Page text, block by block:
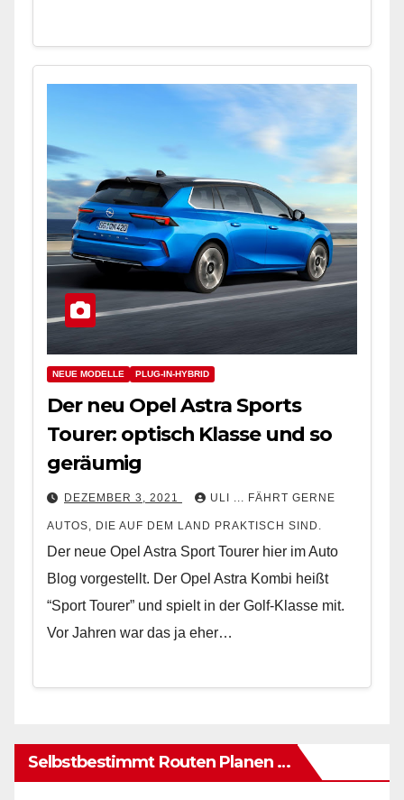
NEUE MODELLE PLUG-IN-HYBRID
Der neu Opel Astra Sports
Tourer: optisch Klasse und so
geräumig
DEZEMBER 3, 2021 ULI ... FÄHRT GERNE
AUTOS, DIE AUF DEM LAND PRAKTISCH SIND.
Der neue Opel Astra Sport Tourer hier im Auto
Blog vorgestellt. Der Opel Astra Kombi heißt
“Sport Tourer” und spielt in der Golf-Klasse mit.
Vor Jahren war das ja eher…
Selbstbestimmt Routen Planen …